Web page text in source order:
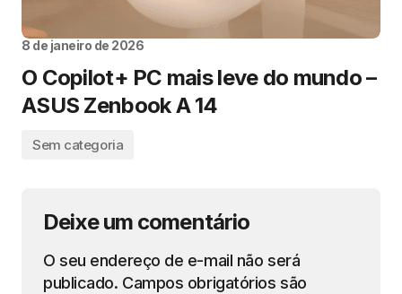
8 de janeiro de 2026
O Copilot+ PC mais leve do mundo –
ASUS Zenbook A 14
Sem categoria
Deixe um comentário
O seu endereço de e-mail não será
publicado. Campos obrigatórios são